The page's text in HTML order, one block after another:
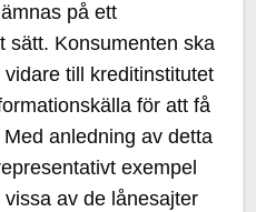
på ett
sätt. Konsumenten ska
till kreditinstitutet
för att få
anledning av detta
exempel
av de lånesajter